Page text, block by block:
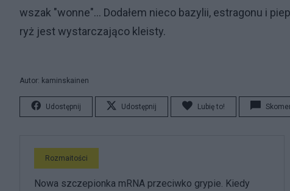
wszak "wonne"... Dodałem nieco bazylii, estragonu i
ryż jest wystarczająco kleisty.
Autor: kaminskainen
Udostępnij Udostępnij Lubię to!
Rozmaitości
Nowa szczepionka mRNA przeciwko grypie. Kiedy